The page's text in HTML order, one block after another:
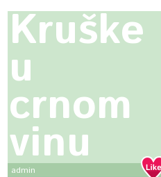
Kruške
u
crnom
vinu
admin